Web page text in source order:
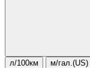
л/100км м/гал.(US)